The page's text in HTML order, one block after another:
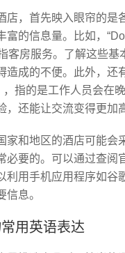
店，首先映入眼帘的是
的信息量。比如，
客房服务。了解这些
造成的不便。此外，还
，指的是工作人员会在
还能让交流变得更加
家和地区的酒店可能会
必要的。可以通过查阅
利用手机应用程序如谷
息。
用英语表达